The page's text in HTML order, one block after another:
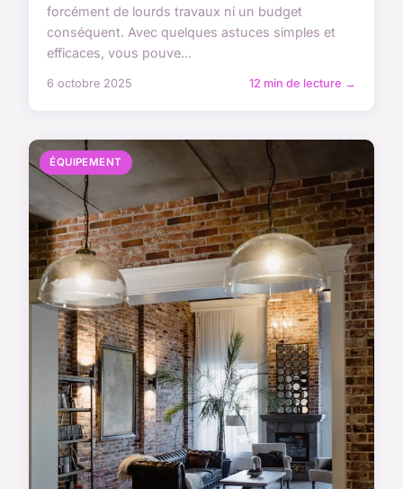
forcément de lourds travaux ni un budget
conséquent. Avec quelques astuces simples et
efficaces, vous pouve...
6 octobre 2025 12 min de lecture →
ÉQUIPEMENT